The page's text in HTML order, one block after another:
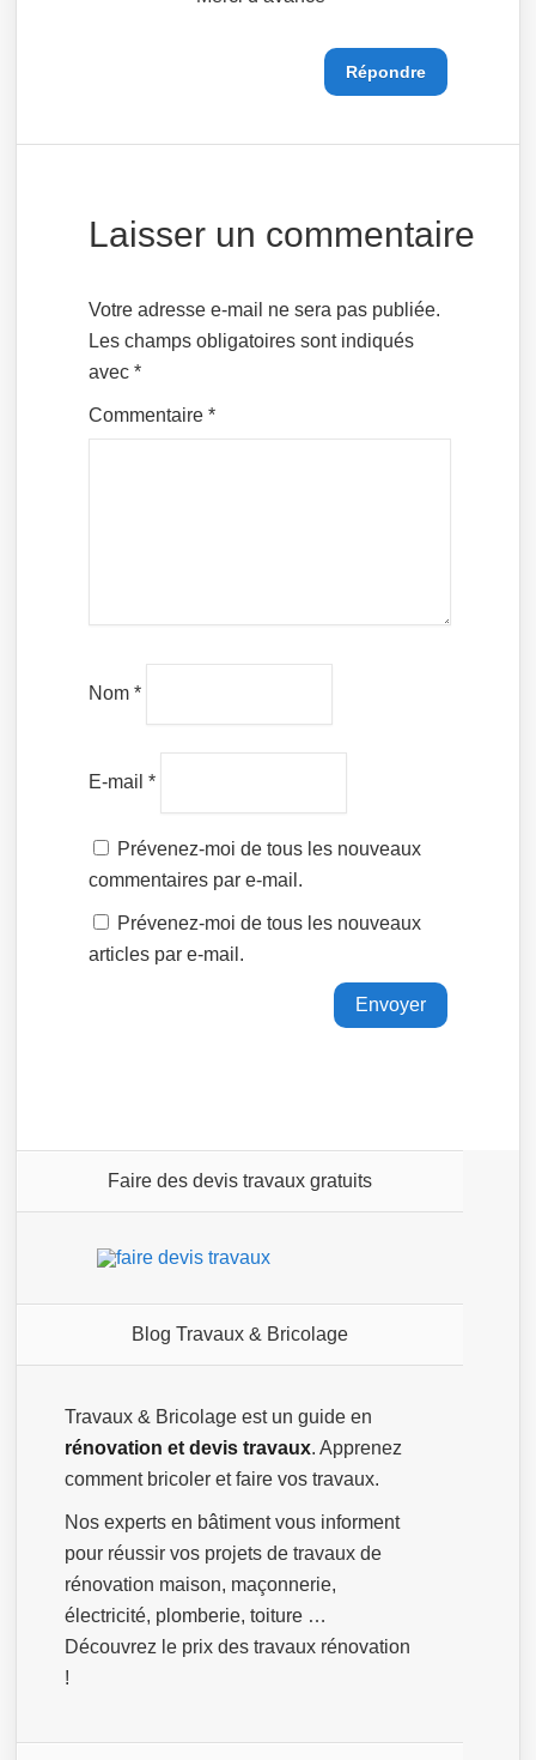
Répondre
Laisser un commentaire
Votre adresse e-mail ne sera pas publiée.
Les champs obligatoires sont indiqués
avec*
Commentaire*
Nom*
E-mail*
Prévenez-moi de tous les nouveaux
commentaires par e-mail.
Prévenez-moi de tous les nouveaux
articles par e-mail.
Faire des devis travaux gratuits
Blog Travaux & Bricolage
Travaux & Bricolage est un guide en
rénovation et devis travaux. Apprenez
comment bricoler et faire vos travaux.
Nos experts en bâtiment vous informent
pour réussir vos projets de travaux de
rénovation maison, maçonnerie,
électricité, plomberie, toiture …
Découvrez le prix des travaux rénovation
!